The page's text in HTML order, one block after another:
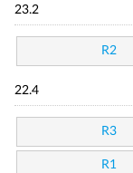
23.2
R2
22.4
R3
R1